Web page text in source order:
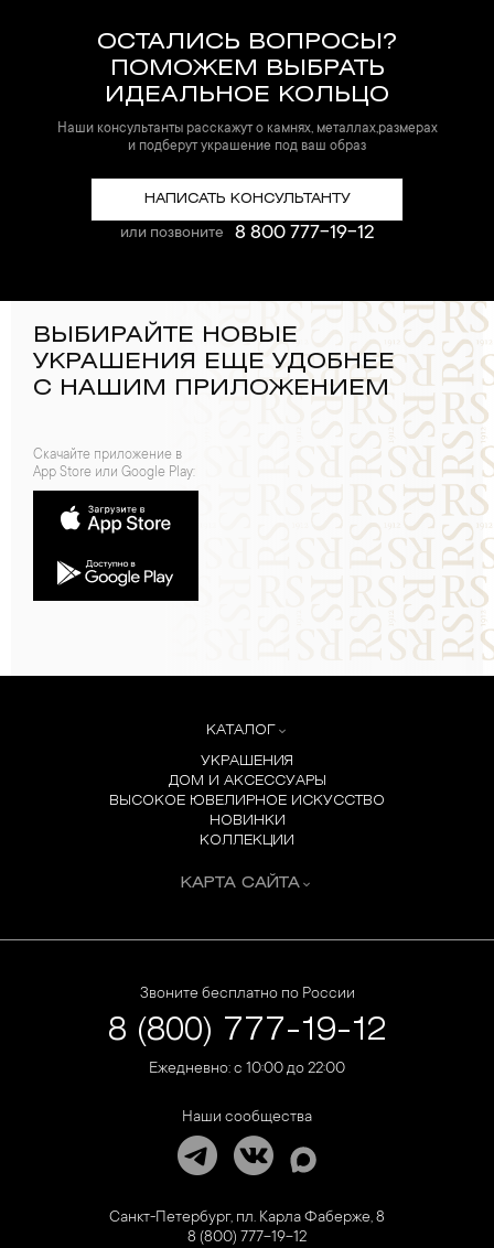
ОСТАЛИСЬ ВОПРОСЫ?
ПОМОЖЕМ ВЫБРАТЬ
ИДЕАЛЬНОЕ КОЛЬЦО
Наши консультанты расскажут о камнях, металлах,размерах
и подберут украшение под ваш образ
НАПИСАТЬ КОНСУЛЬТАНТУ
или позвоните 8 800 777-19-12
ВЫБИРАЙТЕ НОВЫЕ
УКРАШЕНИЯ ЕЩЕ УДОБНЕЕ
С НАШИМ ПРИЛОЖЕНИЕМ
Скачайте приложение в
App Store или Google Play:
КАТАЛОГ
УКРАШЕНИЯ
ДОМ И АКСЕССУАРЫ
ВЫСОКОЕ ЮВЕЛИРНОЕ ИСКУССТВО
НОВИНКИ
КОЛЛЕКЦИИ
КАРТА САЙТА
Звоните бесплатно по России
8 (800) 777-19-12
Ежедневно: с 10:00 до 22:00
Наши сообщества
Санкт-Петербург, пл. Карла Фаберже, 8
8 (800) 777-19-12